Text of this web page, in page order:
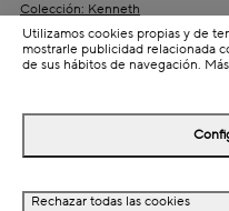
Colección: Kenneth
Información de envío
Detalles del
Utilizamos cookies propias y de
mostrarle publicidad relacionada
de sus hábitos de navegación.
Rechazar todas las cookies